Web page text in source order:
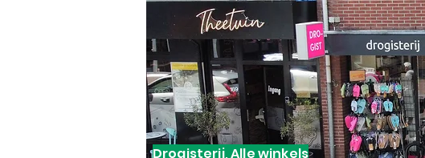
Drogisterij, Alle winkels